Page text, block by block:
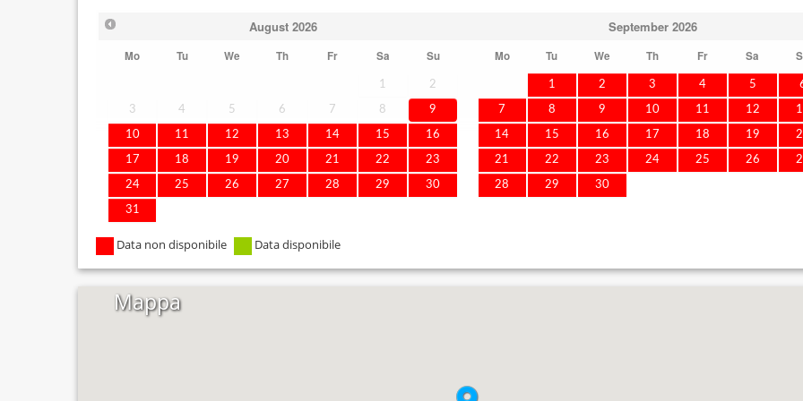
August 2026
Mo Tu We Th Fr Sa Su
1 2
3 4 5 6 7 8 9
10 11 12 13 14 15 16
17 18 19 20 21 22 23
24 25 26 27 28 29 30
31
September 2026
Mo Tu We Th Fr Sa
1 2 3 4 5
7 8 9 10 11 12
14 15 16 17 18 19
21 22 23 24 25 26
28 29 30
Data non disponibile Data disponibile
Mappa